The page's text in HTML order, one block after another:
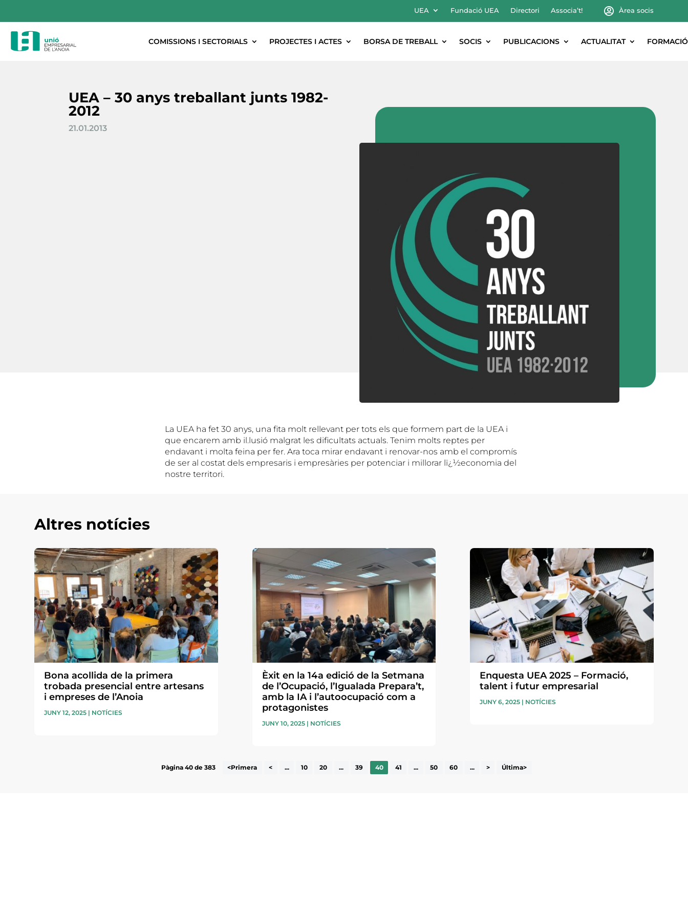
UEA Fundació UEA Directori Associa’t! Àrea socis
COMISSIONS I SECTORIALS PROJECTES I ACTES BORSA DE TREBALL SOCIS PUBLICACIONS ACTUALITAT FORMACIÓ
UEA – 30 anys treballant junts 1982-
2012
21.01.2013
La UEA ha fet 30 anys, una fita molt rellevant per tots els que formem part de la UEA i
que encarem amb il.lusió malgrat les dificultats actuals. Tenim molts reptes per
endavant i molta feina per fer. Ara toca mirar endavant i renovar-nos amb el compromís
de ser al costat dels empresaris i empresàries per potenciar i millorar lï¿½economia del
nostre territori.
Altres notícies
Bona acollida de la primera
trobada presencial entre artesans
i empreses de l’Anoia
JUNY 12, 2025 | NOTÍCIES
Èxit en la 14a edició de la Setmana
de l’Ocupació, l’Igualada Prepara’t,
amb la IA i l’autoocupació com a
protagonistes
JUNY 10, 2025| NOTÍCIES
Enquesta UEA 2025 – Formació,
talent i futur empresarial
JUNY 6, 2025| NOTÍCIES
Pàgina 40 de 383 <Primera < ... 10 20 ... 39 40 41 ... 50 60 ... > Última>